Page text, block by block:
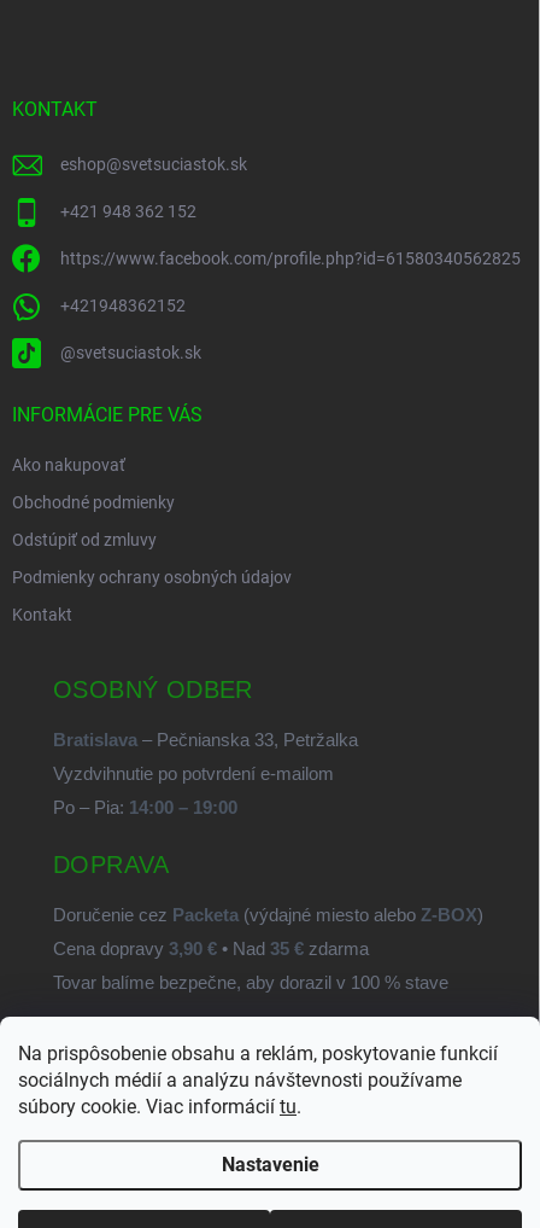
Na prispôsobenie obsahu a reklám, poskytovanie funkcií
sociálnych médií a analýzu návštevnosti používame
súbory cookie. Viac informácií tu.
Nastavenie
KONTAKT
eshop@svetsuciastok.sk
+421 948 362 152
https://www.facebook.com/profile.php?id=61580340562825
+421948362152
@svetsuciastok.sk
INFORMÁCIE PRE VÁS
Ako nakupovať
Obchodné podmienky
Odstúpiť od zmluvy
Podmienky ochrany osobných údajov
Kontakt
OSOBNÝ ODBER
Bratislava – Pečnianska 33, Petržalka
Vyzdvihnutie po potvrdení e-mailom
Po – Pia: 14:00 – 19:00
DOPRAVA
Doručenie cez Packeta (výdajné miesto alebo Z-BOX)
Cena dopravy 3,90 € • Nad 35 € zdarma
Tovar balíme bezpečne, aby dorazil v 100 % stave
SvetSúčiastok.sk
Copyright 2026SvetSuciastok.sk. Všetky práva vyhradené.Upraviť